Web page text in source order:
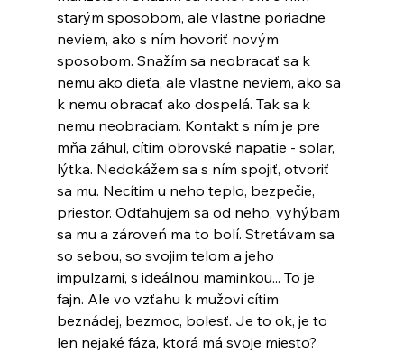
starým sposobom, ale vlastne poriadne
neviem, ako s ním hovoriť novým
sposobom. Snažím sa neobracať sa k
nemu ako dieťa, ale vlastne neviem, ako sa
k nemu obracať ako dospelá. Tak sa k
nemu neobraciam. Kontakt s ním je pre
mňa záhul, cítim obrovské napatie - solar,
lýtka. Nedokážem sa s ním spojiť, otvoriť
sa mu. Necítim u neho teplo, bezpečie,
priestor. Odťahujem sa od neho, vyhýbam
sa mu a zároveń ma to bolí. Stretávam sa
so sebou, so svojim telom a jeho
impulzami, s ideálnou maminkou... To je
fajn. Ale vo vzťahu k mužovi cítim
beznádej, bezmoc, bolesť. Je to ok, je to
len nejaké fáza, ktorá má svoje miesto?